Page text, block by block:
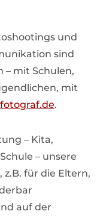
und
sind
– mit Schulen,
mit
fotograf.de.
– Kita,
– unsere
z.B. für die Eltern,
auf der